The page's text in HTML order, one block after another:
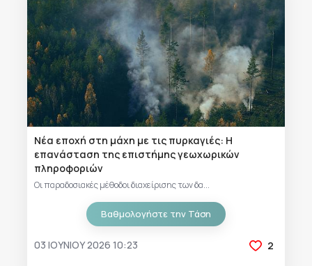
Νέα εποχή στη μάχη με τις πυρκαγιές: Η
επανάσταση της επιστήμης γεωχωρικών
πληροφοριών
Οι παραδοσιακές μέθοδοι διαχείρισης των δα...
Βαθμολογήστε την Τάση
03 ΙΟΥΝΊΟΥ 2026 10:23 2